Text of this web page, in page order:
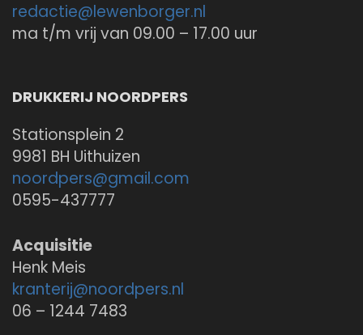
redactie@lewenborger.nl
ma t/m vrij van 09.00 – 17.00 uur
DRUKKERIJ NOORDPERS
Stationsplein 2
9981 BH Uithuizen
noordpers@gmail.com
0595-437777
Acquisitie
Henk Meis
kranterij@noordpers.nl
06 – 1244 7483